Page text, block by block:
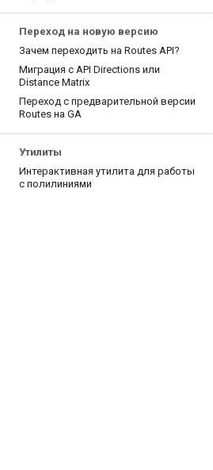
Переход на новую версию
Зачем переходить на Routes API?
Миграция с API Directions или
Distance Matrix
Переход с предварительной версии
Routes на GA
Утилиты
Интерактивная утилита для работы
с полилиниями